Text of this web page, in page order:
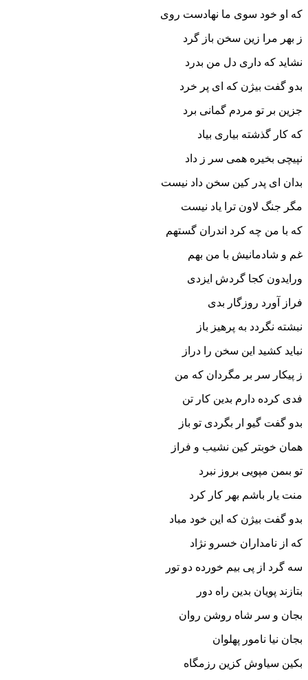
که او خود سوى ما نهادست روى‏
ز بهر مرا زین سخن باز گرد
نشاید که دارى دل من بدرد
بدو گفت بیژن که اى پر خرد
جزین بر تو مردم گمانى برد
که کار گذشته بیارى بیاد
نپیچى بخیره همى سر ز داد
بدان اى پدر کین سخن داد نیست
مگر جنگ لاون ترا یاد نیست‏
که با من چه کرد اندران گستهم
غم و شادمانیش با من بهم‏
ورایدون کجا گردش ایزدى
فراز آورد روزگار بدى‏
نبشته نگردد به پرهیز باز
نباید کشید این سخن را دراز
ز پیکار سر بر مگردان که من
فدى کرده دارم بدین کار تن‏
بدو گفت گیو ار بگردى تو باز
همان خوبتر کین نشیب و فراز
تو بى‏من مپویى بروز نبرد
منت یار باشم بهر کار کرد
بدو گفت بیژن که این خود مباد
که از نامداران خسرو نژاد
سه گرد از پى بیم خورده دو تور
بتازند پویان بدین راه دور
بجان و سر شاه روشن روان
بجان نیا نامور پهلوان‏
بکین سیاوش کزین رزمگاه